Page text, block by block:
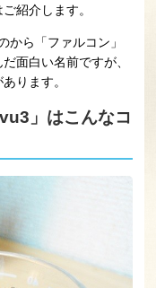
紹介します。
から「ファルコン」
面白い名前ですが、
ります。
」はこんなコ